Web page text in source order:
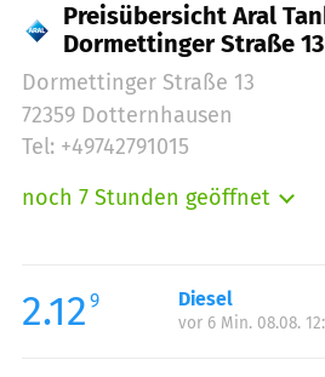
Preisübersicht Aral
Dormettinger Straße
Dormettinger Straße 13
72359 Dotternhausen
Tel: +49742791015
noch 7 Stunden geöffnet
Mittwoch:
Donnerstag:
2.12 9 Diesel
vor 6 Min. 08.08.